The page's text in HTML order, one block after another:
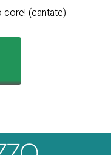
core! (cantate)